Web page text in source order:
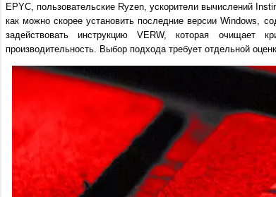
EPYC, пользовательские Ryzen, ускорители вычислений
как можно скорее установить последние версии Windows,
задействовать инструкцию VERW, которая очищает
производительность. Выбор подхода требует отдельной